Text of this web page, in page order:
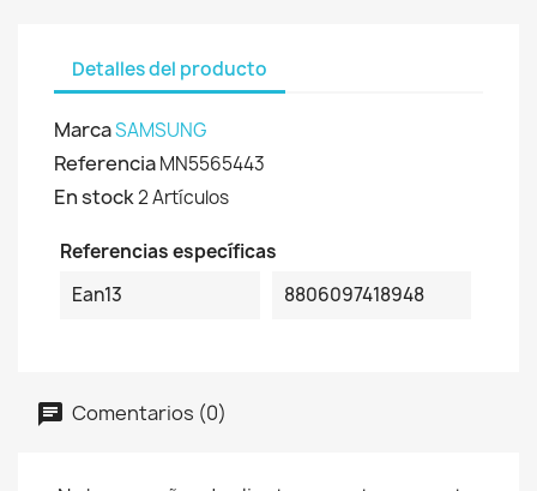
Detalles del producto
MarcaSAMSUNG
ReferenciaMN5565443
En stock2 Artículos
Referencias específicas
Ean13
8806097418948
Comentarios (0)